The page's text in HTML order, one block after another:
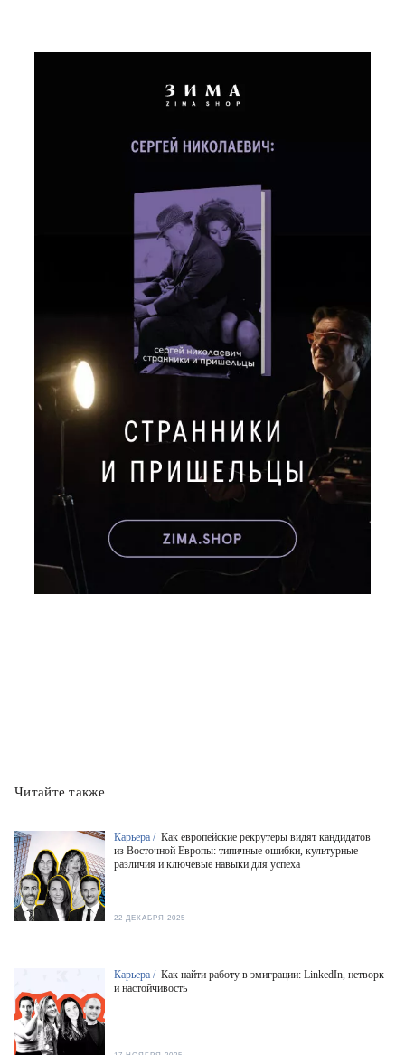
Читайте также
Карьера / Как европейские рекрутеры видят кандидатов
из Восточной Европы: типичные ошибки, культурные
различия и ключевые навыки для успеха
22 ДЕКАБРЯ 2025
Карьера / Как найти работу в эмиграции: LinkedIn, нетворк
и настойчивость